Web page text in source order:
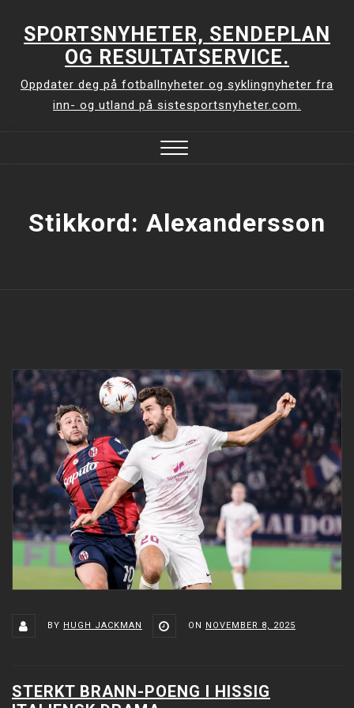
SPORTSNYHETER, SENDEPLAN
OG RESULTATSERVICE.
Oppdater deg på fotballnyheter og syklingnyheter fra
inn- og utland på sistesportsnyheter.com.
Stikkord: Alexandersson
BY HUGH JACKMAN ON NOVEMBER 8, 2025
STERKT BRANN-POENG I HISSIG